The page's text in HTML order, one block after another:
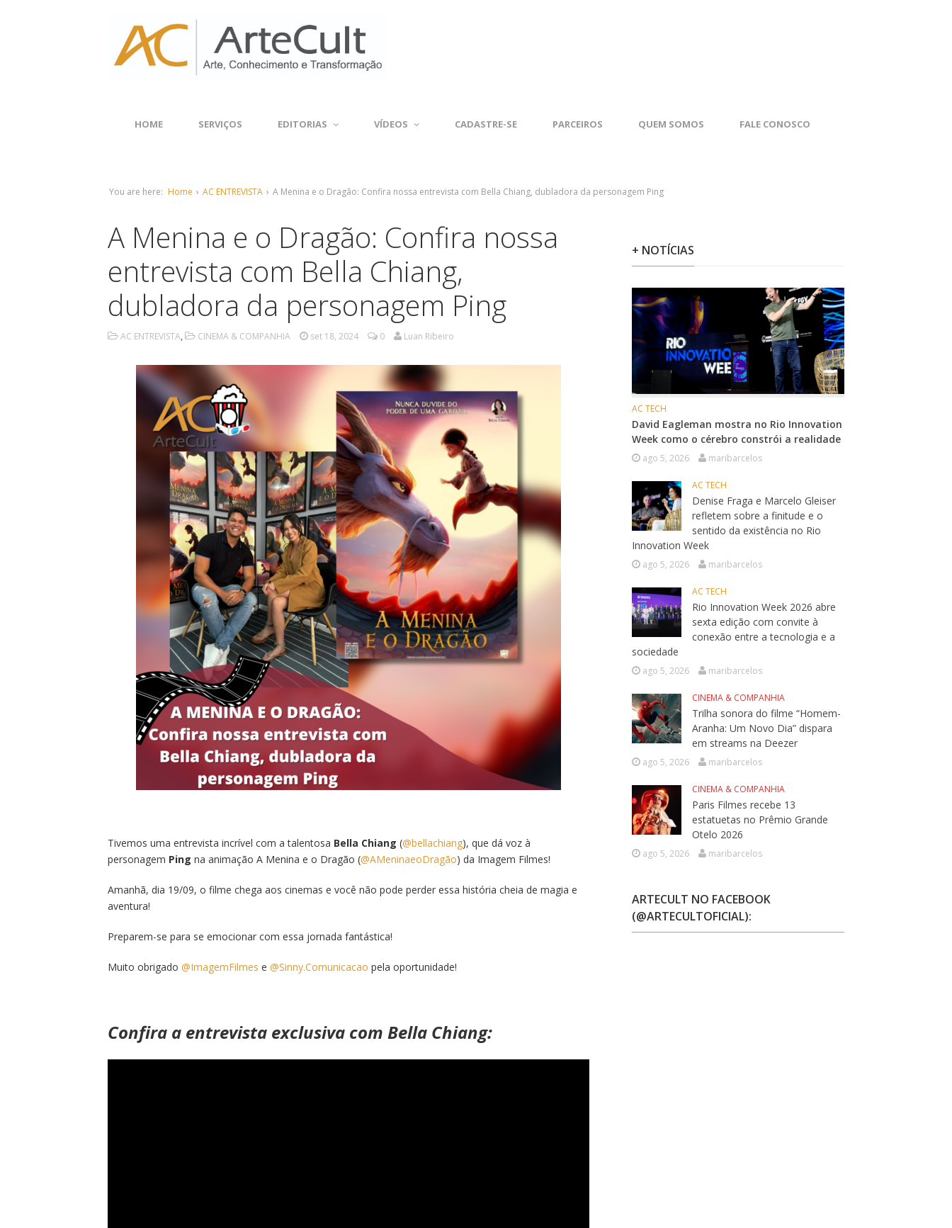
HOME SERVIÇOS EDITORIAS VÍDEOS CADASTRE-SE PARCEIROS QUEM SOMOS FALE CONOSCO
You are here: Home › AC ENTREVISTA › A Menina e o Dragão: Confira nossa entrevista com Bella Chiang, dubladora da personagem Ping
A Menina e o Dragão: Confira nossa
entrevista com Bella Chiang,
dubladora da personagem Ping
AC ENTREVISTA, CINEMA & COMPANHIA set 18, 2024 0 Luan Ribeiro
Tivemos uma entrevista incrível com a talentosa Bella Chiang (@bellachiang), que dá voz à
personagem Ping na animação A Menina e o Dragão (@AMeninaeoDragão) da Imagem Filmes!
Amanhã, dia 19/09, o filme chega aos cinemas e você não pode perder essa história cheia de magia e
aventura!
Preparem-se para se emocionar com essa jornada fantástica!
Muito obrigado @ImagemFilmes e @Sinny.Comunicacao pela oportunidade!
Confira a entrevista exclusiva com Bella Chiang:
+ NOTÍCIAS
AC TECH
David Eagleman mostra no Rio Innovation
Week como o cérebro constrói a realidade
ago 5, 2026 maribarcelos
AC TECH
Denise Fraga e Marcelo Gleiser
refletem sobre a finitude e o
sentido da existência no Rio
Innovation Week
ago 5, 2026 maribarcelos
AC TECH
Rio Innovation Week 2026 abre
sexta edição com convite à
conexão entre a tecnologia e a
sociedade
ago 5, 2026 maribarcelos
CINEMA & COMPANHIA
Trilha sonora do filme “Homem-
Aranha: Um Novo Dia” dispara
em streams na Deezer
ago 5, 2026 maribarcelos
CINEMA & COMPANHIA
Paris Filmes recebe 13
estatuetas no Prêmio Grande
Otelo 2026
ago 5, 2026 maribarcelos
ARTECULT NO FACEBOOK
(@ARTECULTOFICIAL):